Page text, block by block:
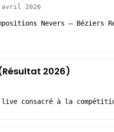
avril 2026
Nevers – Béziers
2026)
live consacré à la